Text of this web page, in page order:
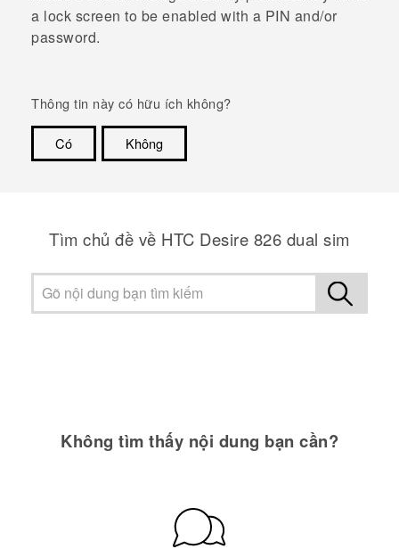
a lock screen to be enabled with a PIN and/or
password.
Thông tin này có hữu ích không?
Có
Không
Tìm chủ đề về HTC Desire 826 dual sim
Không tìm thấy nội dung bạn cần?